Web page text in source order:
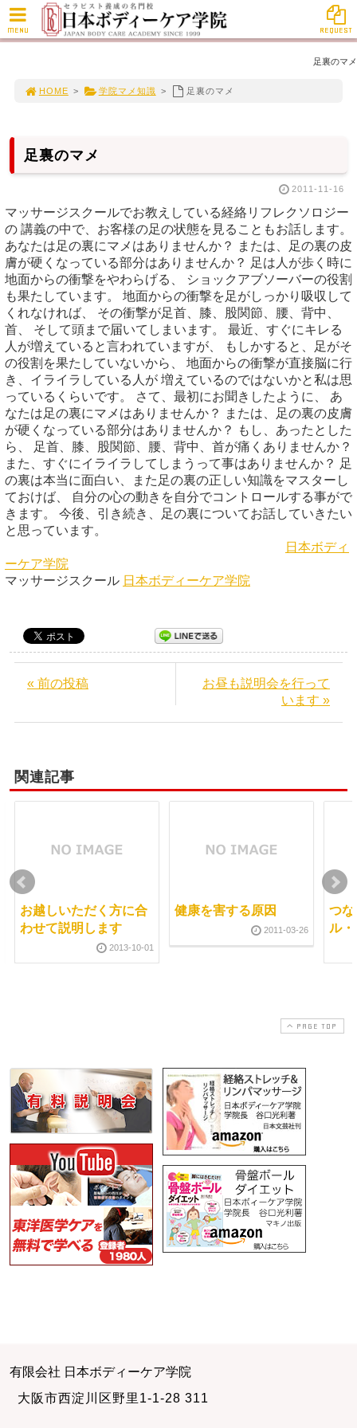
足裏のマメ
HOME > 学院マメ知識 > 足裏のマメ
足裏のマメ
2011-11-16
マッサージスクールでお教えしている経絡リフレクソロジー
の 講義の中で、お客様の足の状態を見ることもお話します。
あなたは足の裏にマメはありませんか？ または、足の裏の皮
膚が硬くなっている部分はありませんか？ 足は人が歩く時に
地面からの衝撃をやわらげる、 ショックアブソーバーの役割
も果たしています。 地面からの衝撃を足がしっかり吸収して
くれなければ、 その衝撃が足首、膝、股関節、腰、背中、
首、 そして頭まで届いてしまいます。 最近、すぐにキレる
人が増えていると言われていますが、 もしかすると、足がそ
の役割を果たしていないから、 地面からの衝撃が直接脳に行
き、イライラしている人が 増えているのではないかと私は思
っているくらいです。 さて、最初にお聞きしたように、 あ
なたは足の裏にマメはありませんか？ または、足の裏の皮膚
が硬くなっている部分はありませんか？ もし、あったとした
ら、 足首、膝、股関節、腰、背中、首が痛くありませんか？
また、すぐにイライラしてしまうって事はありませんか？ 足
の裏は本当に面白い、また足の裏の正しい知識をマスターし
ておけば、 自分の心の動きを自分でコントロールする事がで
きます。 今後、引き続き、足の裏についてお話していきたい
と思っています。
日本ボディ
ーケア学院
マッサージスクール 日本ボディーケア学院
« 前の投稿
お昼も説明会を行って
います »
関連記事
お越しいただく方に合
わせて説明します
2013-10-01
健康を害する原因
2011-03-26
つ
ル
PAGE TOP
有限会社 日本ボディーケア学院
大阪市西淀川区野里1-1-28 311
MENU REQUEST